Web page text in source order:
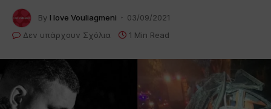
By I love Vouliagmeni
03/09/2021
Δεν υπάρχουν Σχόλια
1 Min Read